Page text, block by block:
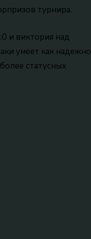
турнира.
и виктория над
умеет как надежно
статусных